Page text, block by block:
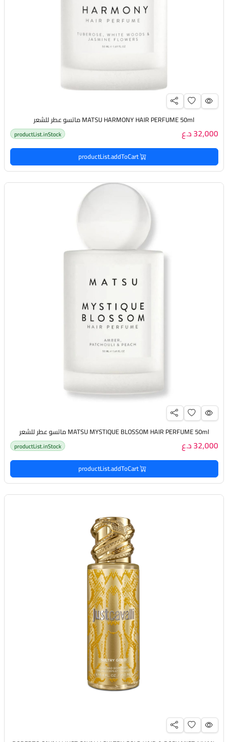
MATSU HARMONY HAIR PERFUME 50ml ماتسو عطر للشعر
32,000 د.ع productList.inStock
productList.addToCart
MATSU MYSTIQUE BLOSSOM HAIR PERFUME 50ml ماتسو عطر للشعر
32,000 د.ع productList.inStock
productList.addToCart